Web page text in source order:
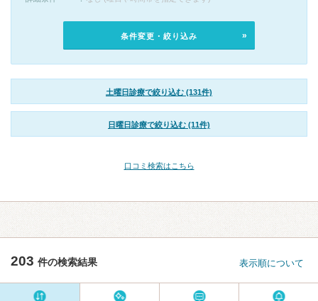
条件変更・絞り込み
土曜日診療で絞り込む (131件)
日曜日診療で絞り込む (11件)
口コミ検索はこちら
203 件の検索結果 表示順について